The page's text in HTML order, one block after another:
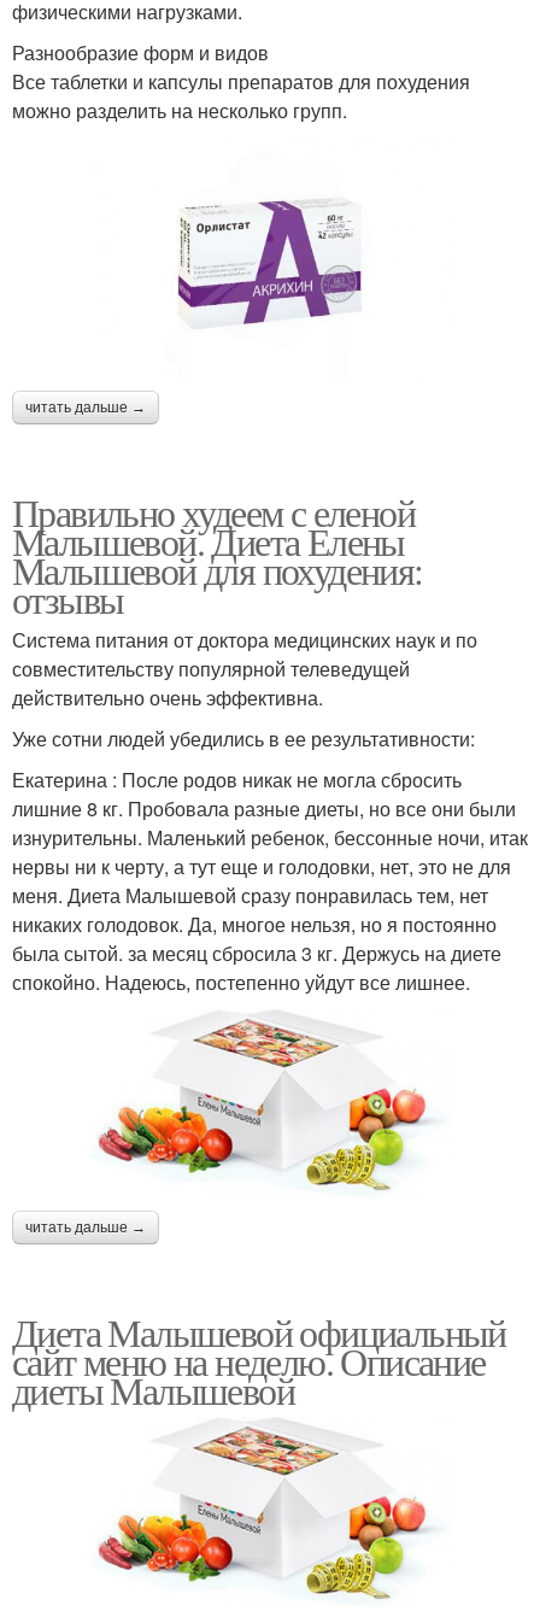
физическими нагрузками.
Разнообразие форм и видов
Все таблетки и капсулы препаратов для похудения
можно разделить на несколько групп.
читать дальше →
Правильно худеем с еленой
Малышевой. Диета Елены
Малышевой для похудения:
отзывы
Система питания от доктора медицинских наук и по
совместительству популярной телеведущей
действительно очень эффективна.
Уже сотни людей убедились в ее результативности:
Екатерина : После родов никак не могла сбросить
лишние 8 кг. Пробовала разные диеты, но все они были
изнурительны. Маленький ребенок, бессонные ночи, итак
нервы ни к черту, а тут еще и голодовки, нет, это не для
меня. Диета Малышевой сразу понравилась тем, нет
никаких голодовок. Да, многое нельзя, но я постоянно
была сытой. за месяц сбросила 3 кг. Держусь на диете
спокойно. Надеюсь, постепенно уйдут все лишнее.
читать дальше →
Диета Малышевой официальный
сайт меню на неделю. Описание
диеты Малышевой